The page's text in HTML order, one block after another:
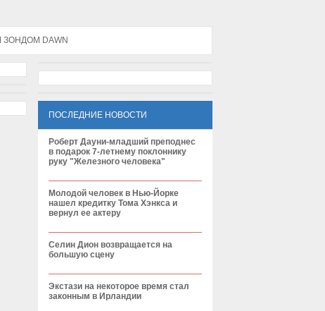
DAWN
ПОСЛЕДНИЕ НОВОСТИ
Роберт Дауни-младший преподнес
в подарок 7-летнему поклоннику
руку "Железного человека"
Молодой человек в Нью-Йорке
нашел кредитку Тома Хэнкса и
вернул ее актеру
Селин Дион возвращается на
большую сцену
Экстази на некоторое время стал
законным в Ирландии